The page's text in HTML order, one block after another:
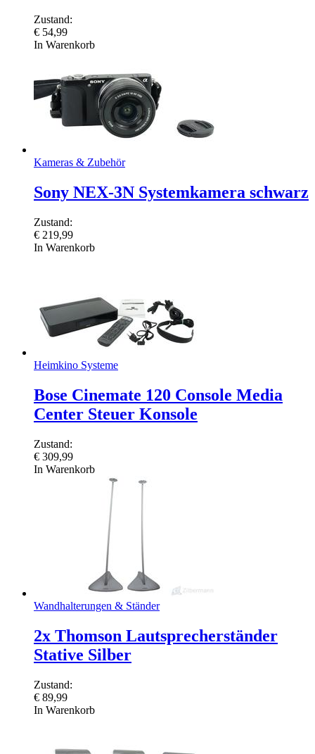
Zustand:
€ 54,99
In Warenkorb
Kameras & Zubehör
Sony NEX-3N Systemkamera schwarz
Zustand:
€ 219,99
In Warenkorb
Heimkino Systeme
Bose Cinemate 120 Console Media
Center Steuer Konsole
Zustand:
€ 309,99
In Warenkorb
Wandhalterungen & Ständer
2x Thomson Lautsprecherständer
Stative Silber
Zustand:
€ 89,99
In Warenkorb